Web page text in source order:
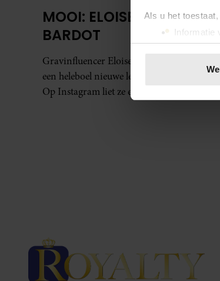
Als u het
Informatie
Uw
toestemming op
MOOI: ELOISE CHANNELT
BARDOT
Gravinfluencer Eloise van Oranje is niet
een heleboel nieuwe levensfases aan het
Op Instagram liet ze een mooie zien.